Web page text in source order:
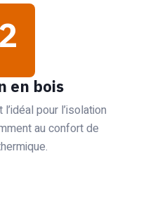
en bois
pour l’isolation
au confort de